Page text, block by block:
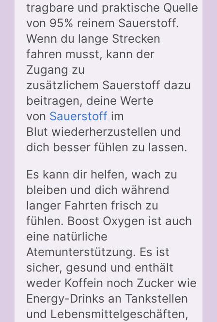
tragbare und praktische Quelle
von 95% reinem Sauerstoff.
Wenn du lange Strecken
fahren musst, kann der
Zugang zu
zusätzlichem Sauerstoff dazu
beitragen, deine Werte
von Sauerstoff im
Blut wiederherzustellen und
dich besser fühlen zu lassen.
Es kann dir helfen, wach zu
bleiben und dich während
langer Fahrten frisch zu
fühlen. Boost Oxygen ist auch
eine natürliche
Atemunterstützung. Es ist
sicher, gesund und enthält
weder Koffein noch Zucker wie
Energy-Drinks an Tankstellen
und Lebensmittelgeschäften,